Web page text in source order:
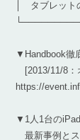
│ タブレット
▼Handbook徹
[2013/11/8：
https://
▼1人1台の
最新事例とス